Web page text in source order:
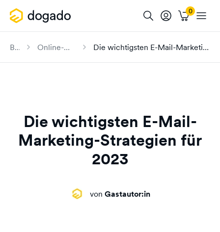
Blog Online-Marketing Die wichtigsten E-Mail-Marketing-Strategien für 2023
Die wichtigsten E-Mail-
Marketing-Strategien für
2023
von Gastautor:in